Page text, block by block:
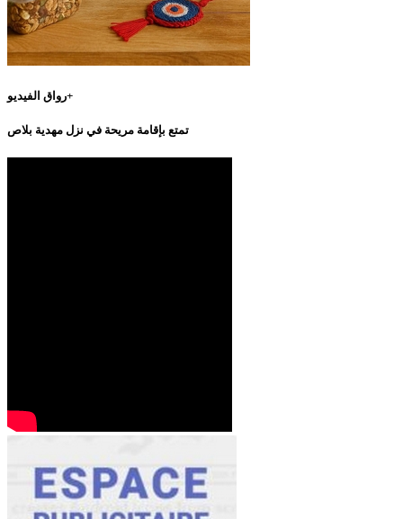
رواق الفيديو+
تمتع بإقامة مريحة في نزل مهدية بلاص